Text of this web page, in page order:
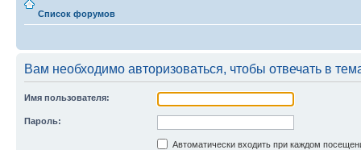
Список форумов
Вам необходимо авторизоваться, чтобы отвечать в
Имя пользователя:
Пароль:
Автоматически входить при каждом